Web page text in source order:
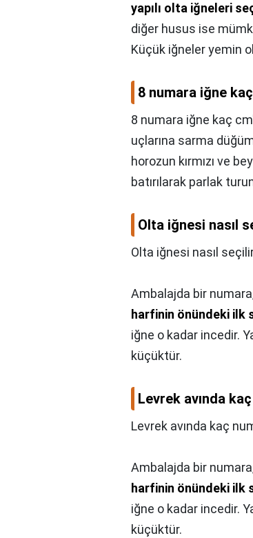
yapılı olta iğneleri
diğer husus ise
Küçük iğneler yemin
8 numara iğne
8 numara iğne kaç
uçlarına sarma
horozun kırmızı ve
batırılarak parlak
Olta iğnesi nasıl
Olta iğnesi nasıl
Ambalajda bir
harfinin önündeki ilk
iğne o kadar incedir.
küçüktür.
Levrek avında
Levrek avında kaç
Ambalajda bir
harfinin önündeki ilk
iğne o kadar incedir.
küçüktür.